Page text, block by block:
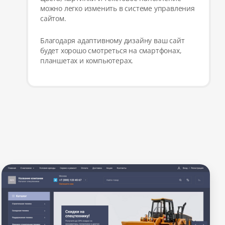
можно легко изменить в системе управления
сайтом.
Благодаря адаптивному дизайну ваш сайт
будет хорошо смотреться на смартфонах,
планшетах и компьютерах.